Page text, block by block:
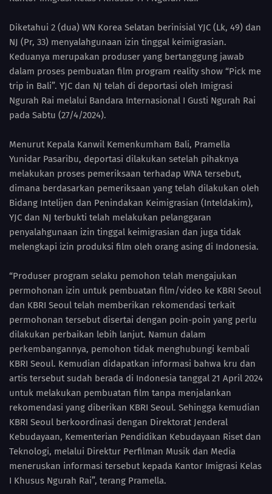
Diketahui 2 (dua) WN Korea Selatan berinisial YJC (Lk, 49) dan
NJ (Pr, 33) menyalahgunaan izin tinggal keimigrasian.
Keduanya merupakan produser yang bertanggung jawab
dalam proses pembuatan film program reality show “Pick me
trip in Bali”. YJC dan NJ telah di deportasi oleh Imigrasi
Ngurah Rai melalui Bandara Internasional I Gusti Ngurah Rai
pada Sabtu (27/4/2024).
Menurut Kepala Kanwil Kemenkumham Bali, Pramella
Yunidar Pasaribu, deportasi dilakukan setelah pihaknya
melakukan proses pemeriksaan terhadap WNA tersebut,
dimana berdasarkan pemeriksaan yang telah dilakukan oleh
Bidang Intelijen dan Penindakan Keimigrasian (Inteldakim),
YJC dan NJ terbukti telah melakukan pelanggaran
penyalahgunaan izin tinggal keimigrasian dan juga tidak
melengkapi izin produksi film oleh orang asing di Indonesia.
“Produser program selaku pemohon telah mengajukan
permohonan izin untuk pembuatan film/video ke KBRI Seoul
dan KBRI Seoul telah memberikan rekomendasi terkait
permohonan tersebut disertai dengan poin-poin yang perlu
dilakukan perbaikan lebih lanjut. Namun dalam
perkembangannya, pemohon tidak menghubungi kembali
KBRI Seoul. Kemudian didapatkan informasi bahwa kru dan
artis tersebut sudah berada di Indonesia tanggal 21 April 2024
untuk melakukan pembuatan film tanpa menjalankan
rekomendasi yang diberikan KBRI Seoul. Sehingga kemudian
KBRI Seoul berkoordinasi dengan Direktorat Jenderal
Kebudayaan, Kementerian Pendidikan Kebudayaan Riset dan
Teknologi, melalui Direktur Perfilman Musik dan Media
meneruskan informasi tersebut kepada Kantor Imigrasi Kelas
I Khusus Ngurah Rai”, terang Pramella.